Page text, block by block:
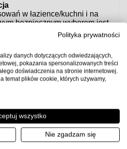
w łazience/kuchni i na
bezpiecznym wyborem jest
kartę techniczną producenta
z wytycznymi (gruntowanie,
zalecane proporcje wody oraz
od ceramicznych?
Polityka prywatności
danych dotyczących odwiedzających,
pokazania spersonalizowanych treści
doświadczenia na stronie internetowej.
temat plików cookie, których używamy,
wszystko
Nie zgadzam się